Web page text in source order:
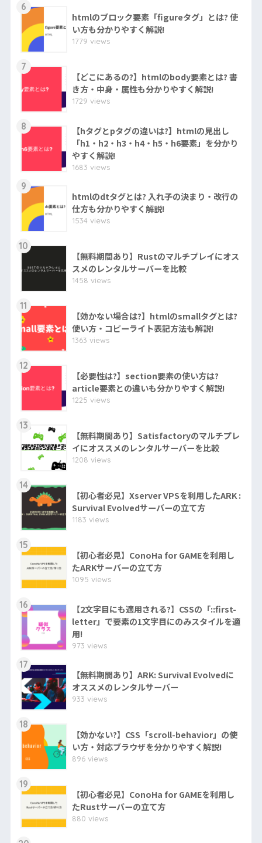
6
htmlのブロック要素「figureタグ」とは? 使
い方も分かりやすく解説!
1779 views
7
【どこにあるの?】htmlのbody要素とは? 書
き方・中身・属性も分かりやすく解説!
1729 views
8
【hタグとpタグの違いは?】htmlの見出し
「h1・h2・h3・h4・h5・h6要素」を分かり
やすく解説!
1683 views
9
htmlのdtタグとは? 入れ子の決まり・改行の
仕方も分かりやすく解説!
1534 views
10
【無料期間あり】Rustのマルチプレイにオス
スメのレンタルサーバーを比較
1458 views
11
【効かない場合は?】htmlのsmallタグとは?
使い方・コピーライト表記方法も解説!
1363 views
12
【必要性は?】section要素の使い方は?
article要素との違いも分かりやすく解説!
1225 views
13
【無料期間あり】Satisfactoryのマルチプレ
イにオススメのレンタルサーバーを比較
1208 views
14
【初心者必見】Xserver VPSを利用したARK :
Survival Evolvedサーバーの立て方
1183 views
15
【初心者必見】ConoHa for GAMEを利用し
たARKサーバーの立て方
1095 views
16
【2文字目にも適用される?】CSSの「::first-
letter」で要素の1文字目にのみスタイルを適
用!
973 views
17
【無料期間あり】ARK: Survival Evolvedに
オススメのレンタルサーバー
933 views
18
【効かない?】CSS「scroll-behavior」の使
い方・対応ブラウザを分かりやすく解説!
896 views
19
【初心者必見】ConoHa for GAMEを利用し
たRustサーバーの立て方
880 views